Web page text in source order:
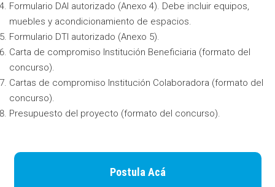
Formulario DAI autorizado (Anexo 4). Debe incluir equipos,
muebles y acondicionamiento de espacios.
Formulario DTI autorizado (Anexo 5).
Carta de compromiso Institución Beneficiaria (formato del
concurso).
Cartas de compromiso Institución Colaboradora (formato del
concurso).
Presupuesto del proyecto (formato del concurso).
Postula Acá